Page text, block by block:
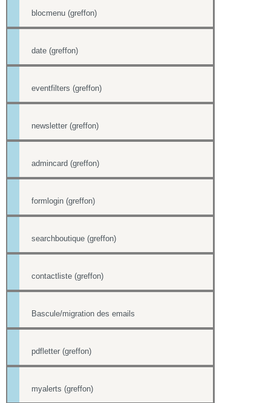
blocmenu (greffon)
date (greffon)
eventfilters (greffon)
newsletter (greffon)
admincard (greffon)
formlogin (greffon)
searchboutique (greffon)
contactliste (greffon)
Bascule/migration des emails
pdfletter (greffon)
myalerts (greffon)